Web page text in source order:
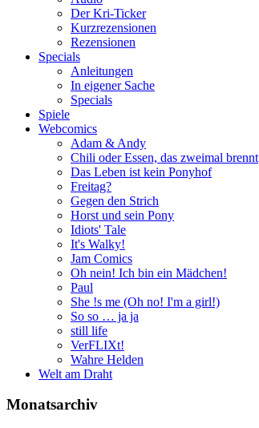
Der Kri-Ticker
Kurzrezensionen
Rezensionen
Specials
Anleitungen
In eigener Sache
Specials
Spiele
Webcomics
Adam & Andy
Chili oder Essen, das zweimal brennt
Das Leben ist kein Ponyhof
Freitag?
Gegen den Strich
Horst und sein Pony
Idiots' Tale
It's Walky!
Jam Comics
Oh nein! Ich bin ein Mädchen!
Paul
She !s me (Oh no! I'm a girl!)
So so … ja ja
still life
VerFLIXt!
Wahre Helden
Welt am Draht
Monatsarchiv